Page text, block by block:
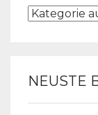
NEUSTE